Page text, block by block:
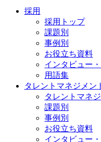
採用
採用トップ
課題別
事例別
お役立ち資料
インタビュー
用語集
タレントマネジメン
タレントマネ
課題別
事例別
お役立ち資料
インタビュー